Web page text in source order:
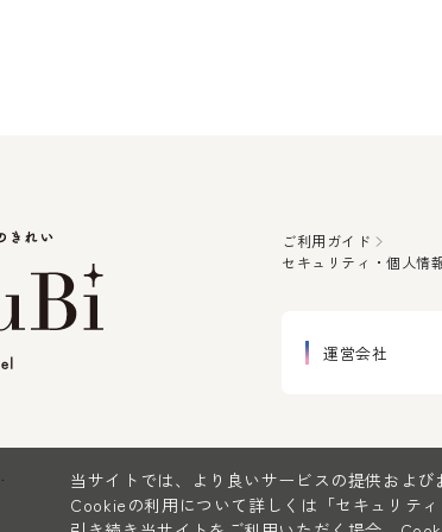
運営会社
ご利用ガイド
セキュリティ・個人情
当サイトでは、より良いサービスの提供およ
Cookieの利用について詳しくは 「セキュリテ